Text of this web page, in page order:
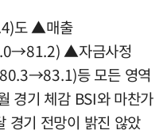
도 ▲매출
▲자금사정
등 모든 영역
경기 체감 BSI와 마찬가
경기 전망이 밝진 않았